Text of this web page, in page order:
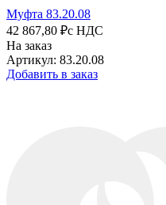
Муфта 83.20.08
42 867,80 ₽с НДС
На заказ
Артикул: 83.20.08
Добавить в заказ